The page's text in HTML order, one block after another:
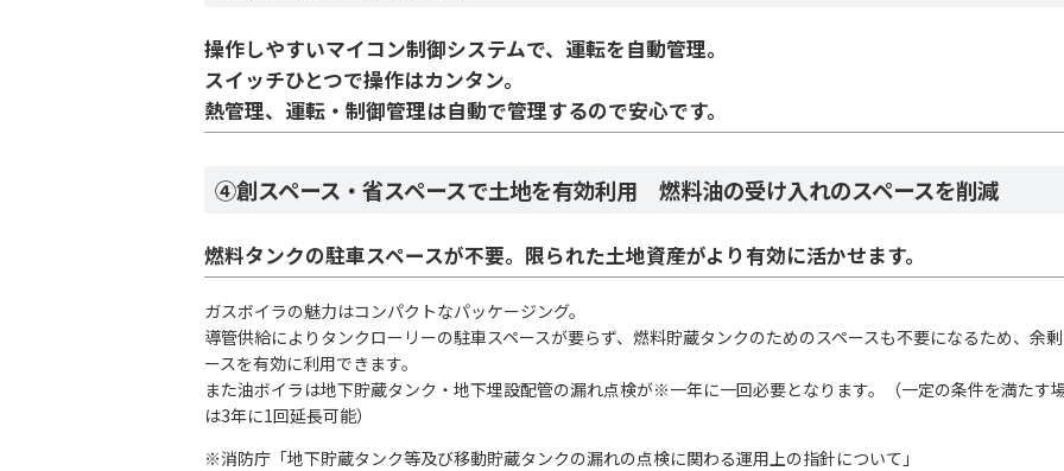
操作しやすいマイコン制御システムで、運転を自動管理。
スイッチひとつで操作はカンタン。
熱管理、運転・制御管理は自動で管理するので安心です。
④創スペース・省スペースで土地を有効利用 燃料油の受け入れのスペースを削減
燃料タンクの駐車スペースが不要。限られた土地資産がより有効に活かせます。
ガスボイラの魅力はコンパクトなパッケージング。
導管供給によりタンクローリーの駐車スペースが要らず、燃料貯蔵タンクのためのスペースも不要になるため、余
ースを有効に利用できます。
また油ボイラは地下貯蔵タンク・地下埋設配管の漏れ点検が※一年に一回必要となります。（一定の条件を満たす
は3年に1回延長可能）
※消防庁「地下貯蔵タンク等及び移動貯蔵タンクの漏れの点検に関わる運用上の指針について」